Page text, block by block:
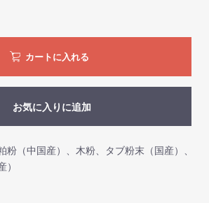
カートに入れる
お気に入りに追加
粉（中国産）、木粉、タブ粉末（国産）、
）